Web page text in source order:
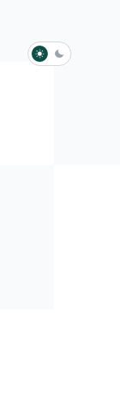
淺色模式
深色模式